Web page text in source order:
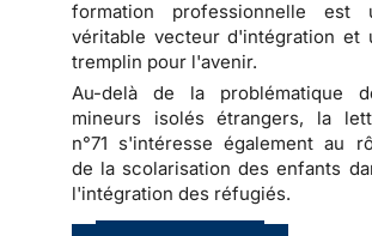
formation professionnelle est
véritable vecteur d'intégration et
tremplin pour l'avenir.
Au-delà de la problématique
mineurs isolés étrangers, la
n°71 s'intéresse également au
de la scolarisation des enfants
l'intégration des réfugiés.